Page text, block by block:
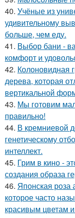
40. Учёные из
удивительному
больше, чем еду.
41. Выбор бани -
комфорт и
42. Колоновидная
дерева, которая
вертикальной
43. Мы готовим
правильно!
44. В кремниевой
генетическому
интеллект.
45. Грим в кино -
создания образа
46. Японская роза
которое часто
красивым цветам